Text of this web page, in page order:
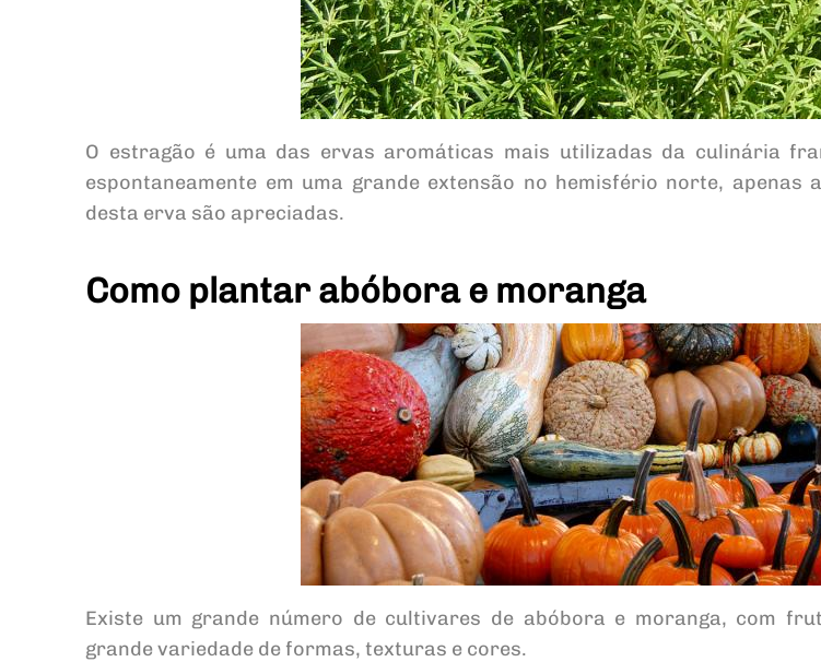
O estragão é uma das ervas aromáticas mais utilizadas da culinária
espontaneamente em uma grande extensão no hemisfério norte, apenas
desta erva são apreciadas.
Como plantar abóbora e moranga
Existe um grande número de cultivares de abóbora e moranga, com
grande variedade de formas, texturas e cores.